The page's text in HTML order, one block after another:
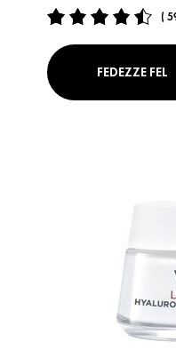
(
FEDEZZE FEL